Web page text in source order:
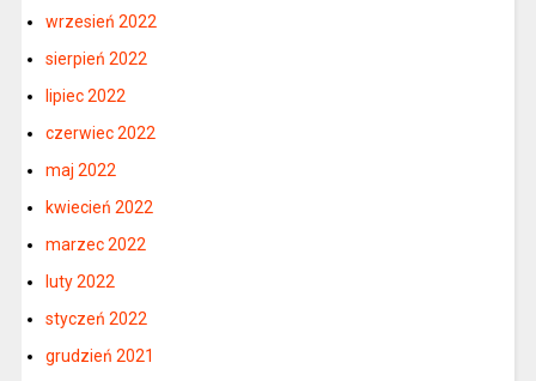
wrzesień 2022
sierpień 2022
lipiec 2022
czerwiec 2022
maj 2022
kwiecień 2022
marzec 2022
luty 2022
styczeń 2022
grudzień 2021